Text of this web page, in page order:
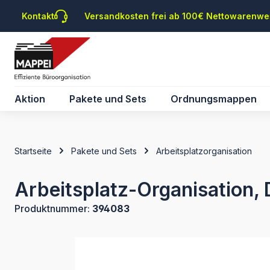
Hauptinhalt springen
Zur Suche springen
Zur Hauptnavigation springen
Kontakt Versandkosten frei ab 100€
Aktion Pakete und Sets Ordnungsmappen
Startseite Pakete und Sets Arbeitsplatzorganisation
Arbeitsplatz-Organisation,
Produktnummer: 394083